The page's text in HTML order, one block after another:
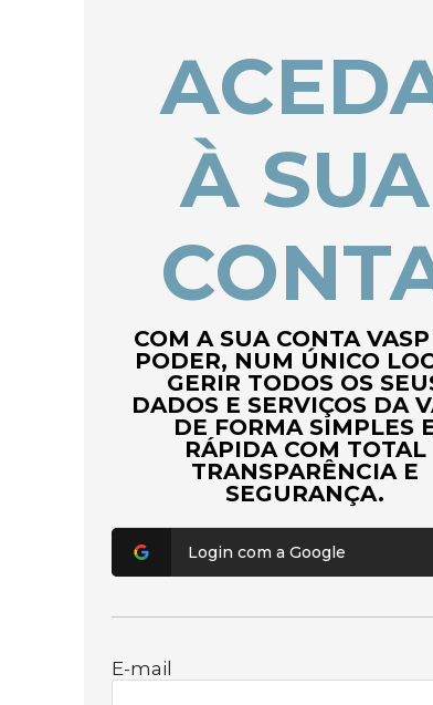
À SUA
COM A SUA CONTA
PODER, NUM ÚNICO
GERIR TODOS OS
DADOS E SERVIÇOS DA
DE FORMA SIMPLES
RÁPIDA COM TOTAL
TRANSPARÊNCIA E
SEGURANÇA.
Login com a Google
E-mail